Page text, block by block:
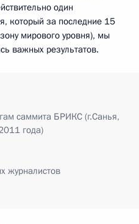
один
который за последние 15
мирового уровня), мы
важных результатов.
саммита БРИКС (г.Санья,
года)
журналистов